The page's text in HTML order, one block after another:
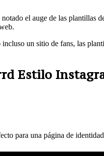
el auge de las
un sitio de fans, las
Estilo
para una página de